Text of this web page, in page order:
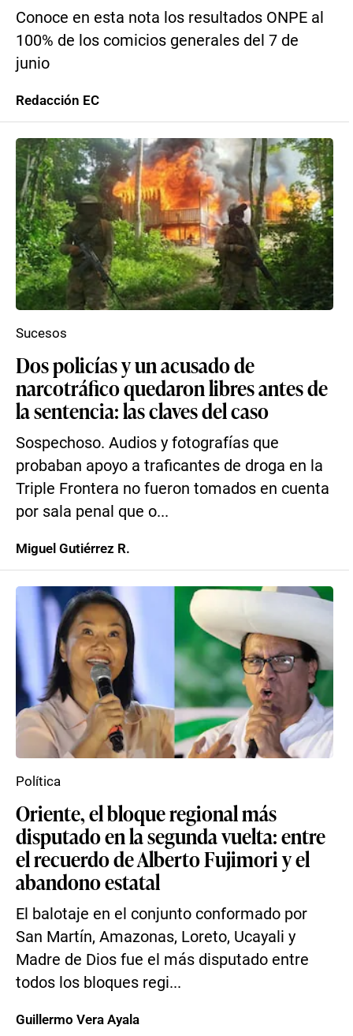
Conoce en esta nota los resultados ONPE al
100% de los comicios generales del 7 de
junio
Redacción EC
Dos policías y un acusado de
narcotráfico quedaron libres antes de
la sentencia: las claves del caso
Sospechoso. Audios y fotografías que
probaban apoyo a traficantes de droga en la
Triple Frontera no fueron tomados en cuenta
por sala penal que o...
Sucesos
Miguel Gutiérrez R.
Oriente, el bloque regional más
disputado en la segunda vuelta: entre
el recuerdo de Alberto Fujimori y el
abandono estatal
El balotaje en el conjunto conformado por
San Martín, Amazonas, Loreto, Ucayali y
Madre de Dios fue el más disputado entre
todos los bloques regi...
Política
Guillermo Vera Ayala